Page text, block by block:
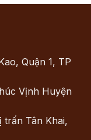
Quận 1, TP
Vịnh Huyện
trấn Tân Khai,